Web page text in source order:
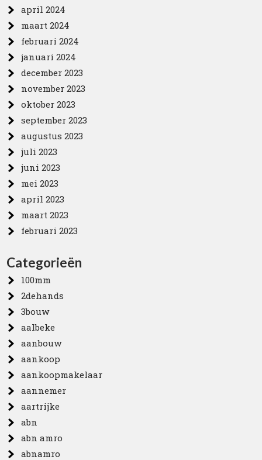
april 2024
maart 2024
februari 2024
januari 2024
december 2023
november 2023
oktober 2023
september 2023
augustus 2023
juli 2023
juni 2023
mei 2023
april 2023
maart 2023
februari 2023
Categorieën
100mm
2dehands
3bouw
aalbeke
aanbouw
aankoop
aankoopmakelaar
aannemer
aartrijke
abn
abn amro
abnamro